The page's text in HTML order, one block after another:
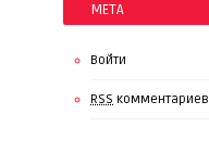
МЕТА
Войти
RSS комментариев